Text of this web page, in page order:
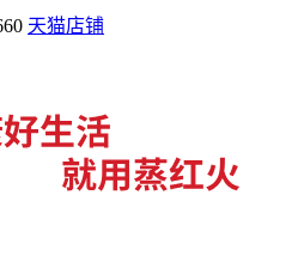
天猫店铺